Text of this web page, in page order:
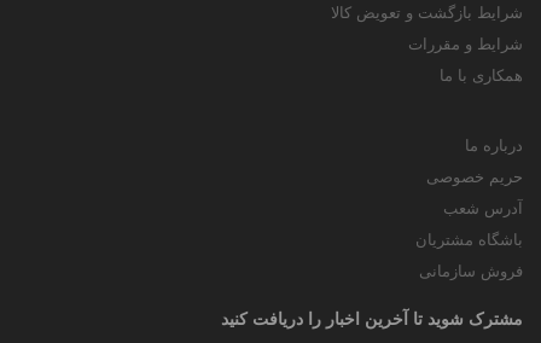
شرایط بازگشت و تعویض کالا
شرایط و مقررات
همکاری با ما
درباره ما
حریم خصوصی
آدرس شعب
باشگاه مشتریان
فروش سازمانی
مشترک شوید تا آخرین اخبار را دریافت کنید